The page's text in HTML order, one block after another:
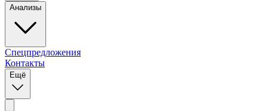
Анализы
Спецпредложения
Контакты
Ещё